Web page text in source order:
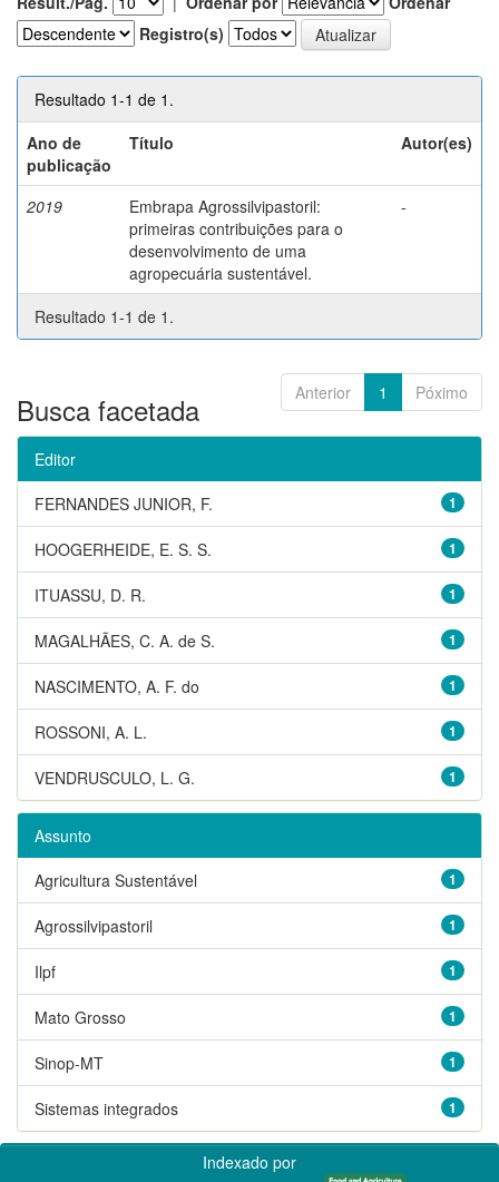
Registro(s)
Resultado 1-1 de 1.
Ano de
publicação
Título Autor(es)
2019
Embrapa Agrossilvipastoril:
primeiras contribuições para o
desenvolvimento de uma
agropecuária sustentável.
-
Resultado 1-1 de 1.
Anterior 1 Póximo
Busca facetada
Editor
1
FERNANDES JUNIOR, F.
1
HOOGERHEIDE, E. S. S.
1
ITUASSU, D. R.
1
MAGALHÃES, C. A. de S.
1
NASCIMENTO, A. F. do
1
ROSSONI, A. L.
1
VENDRUSCULO, L. G.
Assunto
1
Agricultura Sustentável
1
Agrossilvipastoril
1
Ilpf
1
Mato Grosso
1
Sinop-MT
1
Sistemas integrados
Indexado por